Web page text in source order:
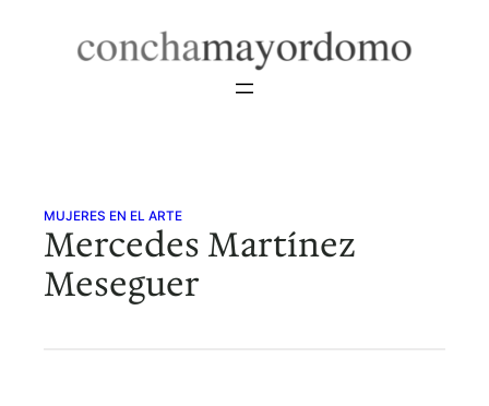
MUJERES EN EL ARTE
Mercedes Martínez
Meseguer